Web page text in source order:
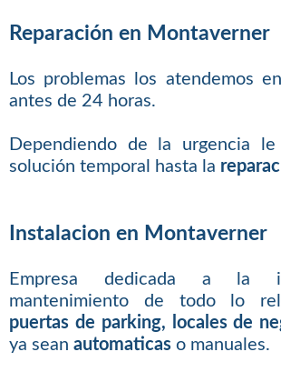
Reparación en Montaverner
Los problemas los atendemos
antes de 24 horas.
Dependiendo de la urgencia le
solución temporal hasta la
Instalacion en Montaverner
Empresa dedicada a la
mantenimiento de todo lo
puertas de parking, locales de
ya sean automaticaso manuales.